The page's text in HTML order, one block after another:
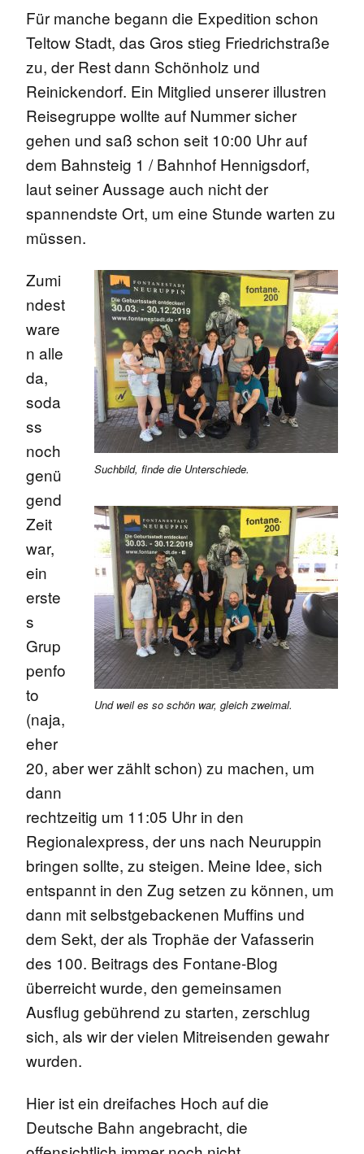
Für manche begann die Expedition schon
Teltow Stadt, das Gros stieg Friedrichstraße
zu, der Rest dann Schönholz und
Reinickendorf. Ein Mitglied unserer illustren
Reisegruppe wollte auf Nummer sicher
gehen und saß schon seit 10:00 Uhr auf
dem Bahnsteig 1 / Bahnhof Hennigsdorf,
laut seiner Aussage auch nicht der
spannendste Ort, um eine Stunde warten zu
müssen.
Suchbild, finde die Unterschiede.
Und weil es so schön war, gleich zweimal.
Zumi
ndest
ware
n alle
da,
soda
ss
noch
genü
gend
Zeit
war,
ein
erste
s
Grup
penfo
to
(naja,
eher
20, aber wer zählt schon) zu machen, um
dann
rechtzeitig um 11:05 Uhr in den
Regionalexpress, der uns nach Neuruppin
bringen sollte, zu steigen. Meine Idee, sich
entspannt in den Zug setzen zu können, um
dann mit selbstgebackenen Muffins und
dem Sekt, der als Trophäe der Vafasserin
des 100. Beitrags des Fontane-Blog
überreicht wurde, den gemeinsamen
Ausflug gebührend zu starten, zerschlug
sich, als wir der vielen Mitreisenden gewahr
wurden.
Hier ist ein dreifaches Hoch auf die
Deutsche Bahn angebracht, die